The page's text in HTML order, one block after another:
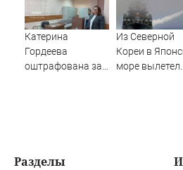
Катерина
Гордеева
оштрафована за
Из Северной
Кореи в
море вылетел
Разделы